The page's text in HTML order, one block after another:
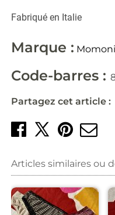
Fabriqué en Italie
Marque : Momoni
Code-barres :
Partagez cet article :
Partager
Articles similaires ou